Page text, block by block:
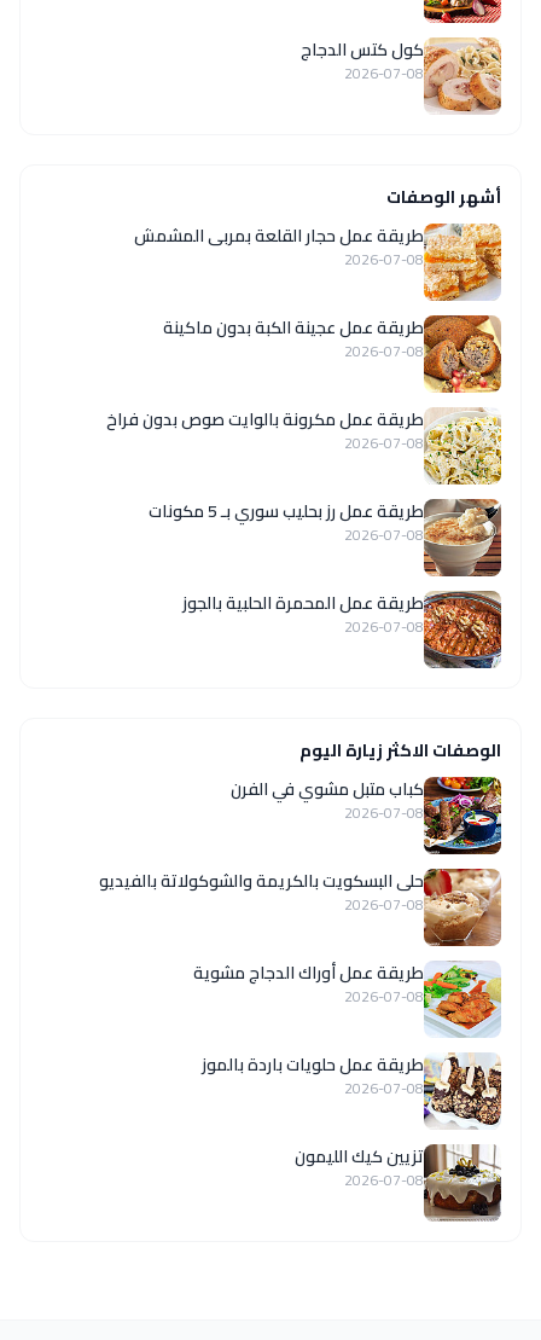
كول كتس الدجاج
2026-07-08
أشهر الوصفات
طريقة عمل حجار القلعة بمربى المشمش
2026-07-08
طريقة عمل عجينة الكبة بدون ماكينة
2026-07-08
طريقة عمل مكرونة بالوايت صوص بدون فراخ
2026-07-08
طريقة عمل رز بحليب سوري بـ 5 مكونات
2026-07-08
طريقة عمل المحمرة الحلبية بالجوز
2026-07-08
الوصفات الاكثر زيارة اليوم
كباب متبل مشوي في الفرن
2026-07-08
حلى البسكويت بالكريمة والشوكولاتة بالفيديو
2026-07-08
طريقة عمل أوراك الدجاج مشوية
2026-07-08
طريقة عمل حلويات باردة بالموز
2026-07-08
تزيين كيك الليمون
2026-07-08